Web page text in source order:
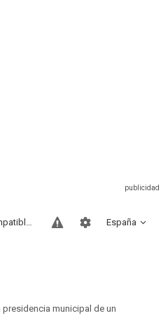
España
Sitios compatibles
municipal de un